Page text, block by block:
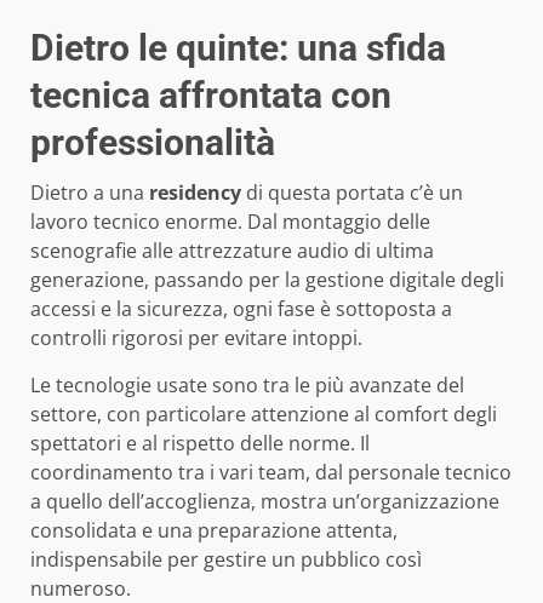
Dietro le quinte: una sfida
tecnica affrontata con
professionalità
Dietro a una residency di questa portata c’è un
lavoro tecnico enorme. Dal montaggio delle
scenografie alle attrezzature audio di ultima
generazione, passando per la gestione digitale degli
accessi e la sicurezza, ogni fase è sottoposta a
controlli rigorosi per evitare intoppi.
Le tecnologie usate sono tra le più avanzate del
settore, con particolare attenzione al comfort degli
spettatori e al rispetto delle norme. Il
coordinamento tra i vari team, dal personale tecnico
a quello dell’accoglienza, mostra un’organizzazione
consolidata e una preparazione attenta,
indispensabile per gestire un pubblico così
numeroso.